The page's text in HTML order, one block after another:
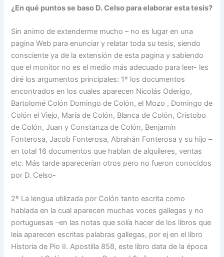
¿En qué puntos se baso D. Celso para elaborar esta tesis?
Sin animo de extenderme mucho – no es lugar en una
pagina Web para enunciar y relatar toda su tesis, siendo
consciente ya de la extensión de esta pagina y sabiendo
que el monitor no es el medio más adecuado para leer- les
diré los argumentos principales: 1º los documentos
encontrados en los cuales aparecen Nicolás Oderigo,
Bartolomé Colón Domingo de Colón, el Mozo , Domingo de
Colón el Viejo, María de Colón, Blanca de Colón, Cristobo
de Colón, Juan y Constanza de Colón, Benjamín
Fonterosa, Jacob Fonterosa, Abrahán Fonterosa y su hijo –
en total 16 documentos que hablan de alquileres, ventas
etc. Más tarde aparecerían otros pero no fueron conocidos
por D. Celso-
2º La lengua utilizada por Colón tanto escrita como
hablada en la cual aparecen muchas voces gallegas y no
portuguesas –en las notas que solía hacer de los libros que
leía aparecen escritas palabras gallegas, por ej en el libro
Historia de Pio II. Apostilla 858, este libro data de la época